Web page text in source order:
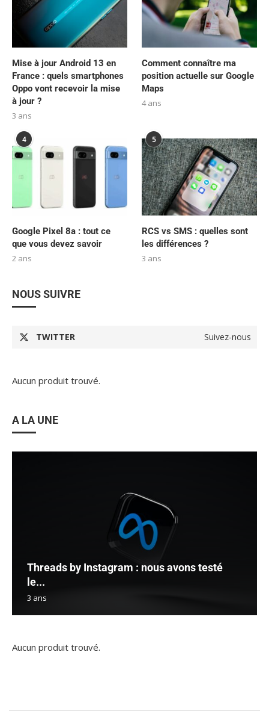
Mise à jour Android 13 en
France : quels smartphones
Oppo vont recevoir la mise
à jour ?
3 ans
Comment connaître ma
position actuelle sur Google
Maps
4 ans
4
Google Pixel 8a : tout ce
que vous devez savoir
2 ans
5
RCS vs SMS : quelles sont
les différences ?
3 ans
NOUS SUIVRE
TWITTER Suivez-nous
Aucun produit trouvé.
A LA UNE
Threads by Instagram : nous avons testé
le...
3 ans
Aucun produit trouvé.